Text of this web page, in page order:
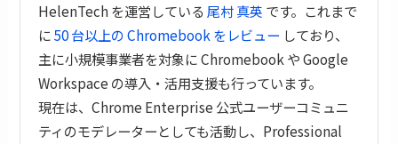
HelenTech を運営している 尾村 真英 です。これまで
に50 台以上の Chromebook をレビュー しており、
主に小規模事業者を対象に Chromebook や Google
Workspace の導入・活用支援も行っています。
現在は、Chrome Enterprise 公式ユーザーコミュニ
ティのモデレーターとしても活動し、Professional